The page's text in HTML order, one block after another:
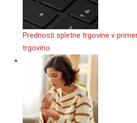
Prednosti spletne trgovine v
trgovino